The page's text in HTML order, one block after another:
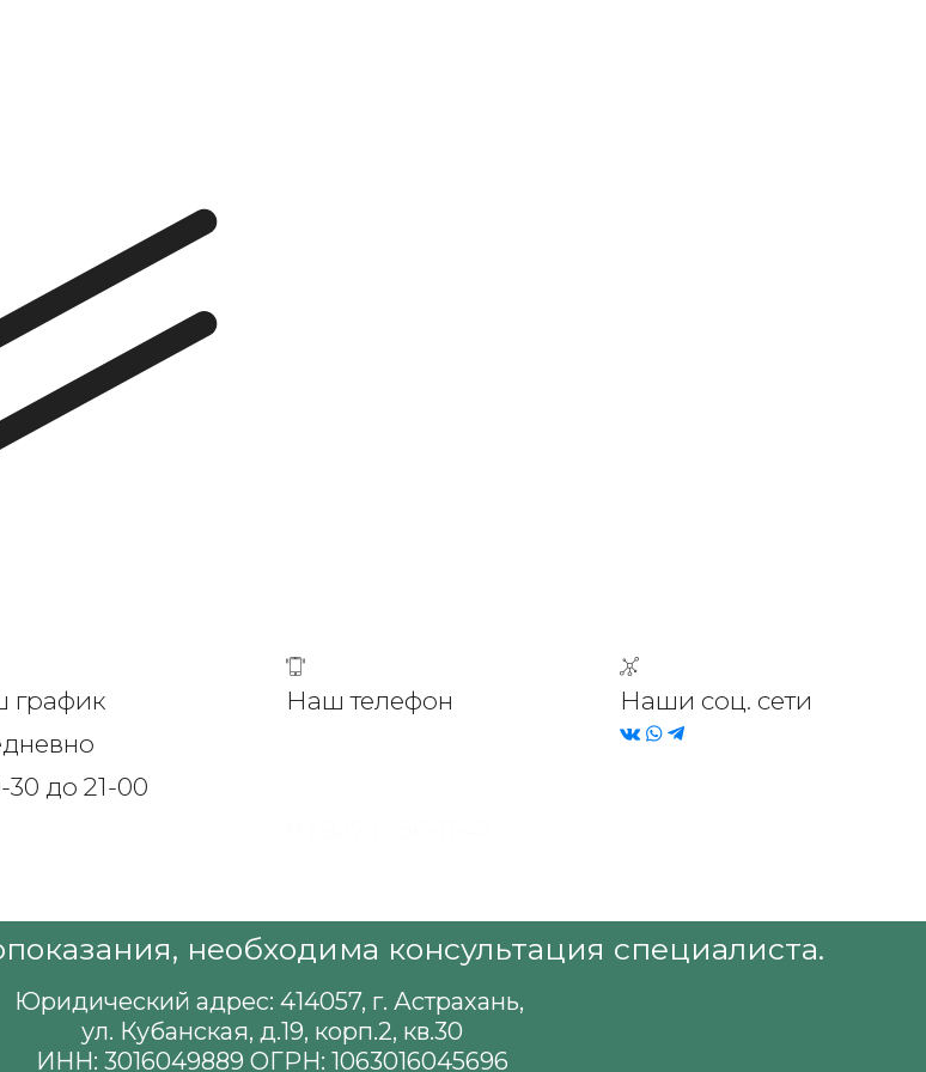
график
30 до 21-00
Наш телефон
Наши соц. сети
необходима консультация специалиста.
Юридический адрес: 414057, г. Астрахань,
ул. Кубанская, д.19, корп.2, кв.30
ИНН: 3016049889 ОГРН: 1063016045696